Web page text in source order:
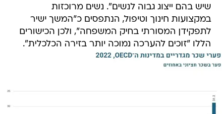
שיש בהם ייצוג גבוה לנשים". נשים מרוכזות
במקצועות חינוך וטיפול, הנתפסים כ"המשך ישיר
לתפקידן המסורתי בחיק המשפחה", ולכן הכישורים
הללו "זוכים להערכה נמוכה יותר בזירה הכלכלית".